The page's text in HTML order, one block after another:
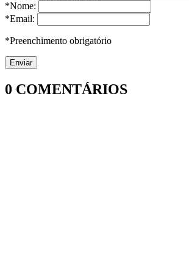
*Nome:
*Email:
*Preenchimento obrigatório
0 COMENTÁRIOS